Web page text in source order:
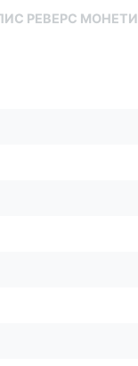
РЕВЕРС МОНЕТИ